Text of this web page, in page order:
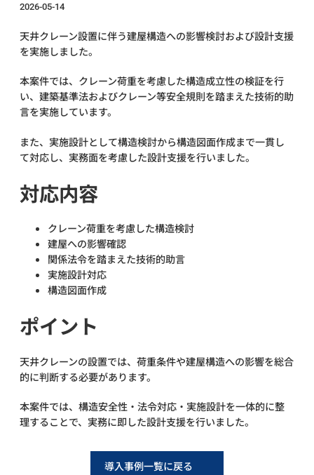
2026-05-14
天井クレーン設置に伴う建屋構造への影響検討および設計支援
を実施しました。
本案件では、クレーン荷重を考慮した構造成立性の検証を行
い、建築基準法およびクレーン等安全規則を踏まえた技術的助
言を実施しています。
また、実施設計として構造検討から構造図面作成まで一貫し
て対応し、実務面を考慮した設計支援を行いました。
対応内容
クレーン荷重を考慮した構造検討
建屋への影響確認
関係法令を踏まえた技術的助言
実施設計対応
構造図面作成
ポイント
天井クレーンの設置では、荷重条件や建屋構造への影響を総合
的に判断する必要があります。
本案件では、構造安全性・法令対応・実施設計を一体的に整
理することで、実務に即した設計支援を行いました。
導入事例一覧に戻る